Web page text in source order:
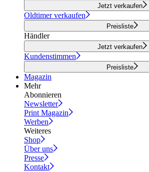
Jetzt verkaufen
Oldtimer verkaufen
Preisliste
Händler
Jetzt verkaufen
Kundenstimmen
Preisliste
Magazin
Mehr
Abonnieren
Newsletter
Print Magazin
Werben
Weiteres
Shop
Über uns
Presse
Kontakt